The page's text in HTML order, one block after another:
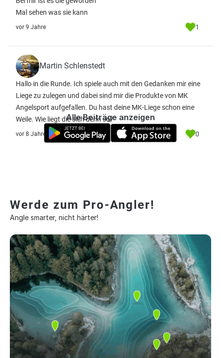
Mal sehen was sie kann
vor 9 Jahre 1
Martin Schlenstedt
Hallo in die Runde. Ich spiele auch mit den Gedanken mir eine
Liege zu zulegen und dabei sind mir die Produkte von MK
Angelsport aufgefallen. Du hast deine MK-Liege schon eine
Weile. Wie liegt die sich denn so?
vor 8 Jahre 0
Alle Beiträge anzeigen
Werde zum Pro-Angler!
Angle smarter, nicht härter!